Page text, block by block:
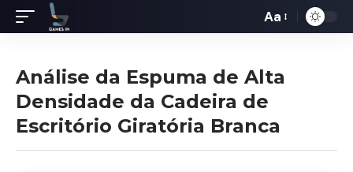
fontes
Aa
Análise da Espuma de Alta
Densidade da Cadeira de
Escritório Giratória Branca